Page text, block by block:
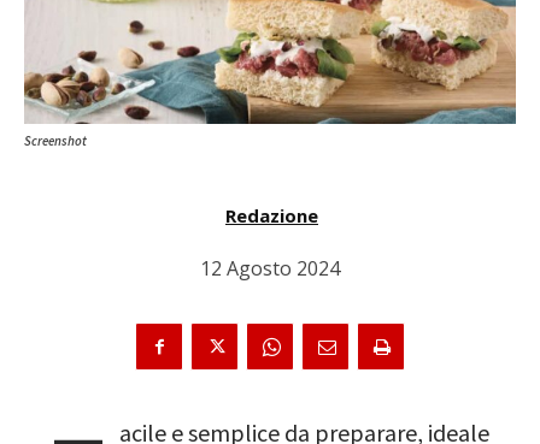
Screenshot
Redazione
12 Agosto 2024
acile e semplice da preparare, ideale